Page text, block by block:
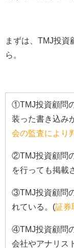
まずは、TMJ投資
ら。
①TMJ投資顧問
装った書き込み
会の監査により
②TMJ投資顧問
を行っても掲載
③TMJ投資顧問
れている。(証券
④TMJ投資顧問
会社やアナリス